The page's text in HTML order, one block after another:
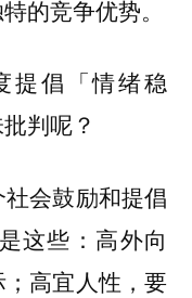
的竞争优势。
提倡「情绪稳
判呢？
会鼓励和提倡
这些：高外向
高宜人性，要